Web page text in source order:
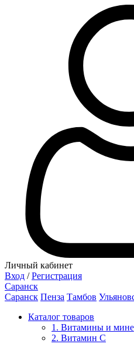
Личный кабинет
Вход / Регистрация
Саранск
Саранск Пенза Тамбов
Каталог товаров
1. Витамины и
2. Витамин С